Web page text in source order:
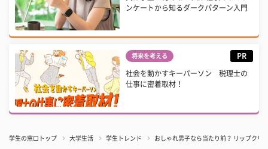
ンケートから知るダークパターン入門
将来を考える PR
社会を動かすキーパーソン 税理士の
仕事に密着取材！
学生の窓口トップ 大学生活 学生トレンド おしゃれ男子なら当たり前？ リップクリ